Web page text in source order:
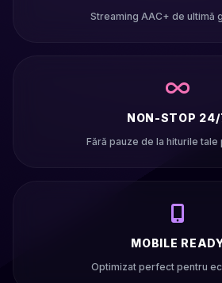
Streaming AAC+ de ultimă
NON-STOP 24/
Fără pauze de la hiturile
MOBILE
Optimizat perfect pentru